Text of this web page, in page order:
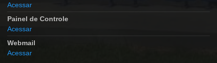
Acessar
Painel de Controle
Acessar
Webmail
Acessar